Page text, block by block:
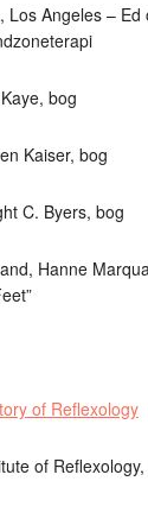
Angeles – Ed
bog
bog
Byers, bog
of Reflexology
of